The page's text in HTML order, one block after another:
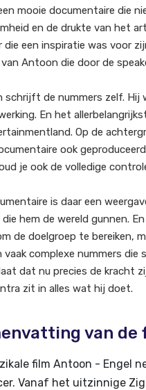
mooie documentaire die
en de drukte van het
die een inspiratie was voor
van Antoon die door de
schrijft de nummers zelf. Hij
En het
Op de
ook
je ook de volledige
is daar een
die hem de wereld gunnen.
de doelgroep te bereiken,
vaak complexe nummers
dat nu precies de kracht
zit in alles wat hij doet.
van de
film Antoon - Engel
Vanaf het uitzinnige